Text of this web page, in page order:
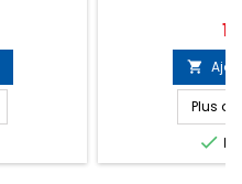

Plus
